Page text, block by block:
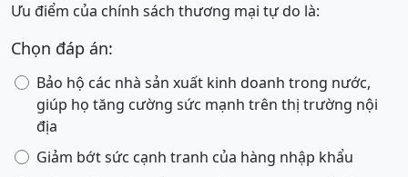
Ưu điểm của chính sách thương mại tự do là:
Chọn đáp án:
Bảo hộ các nhà sản xuất kinh doanh trong nước,
giúp họ tăng cường sức mạnh trên thị trường nội
địa
Giảm bớt sức cạnh tranh của hàng nhập khẩu